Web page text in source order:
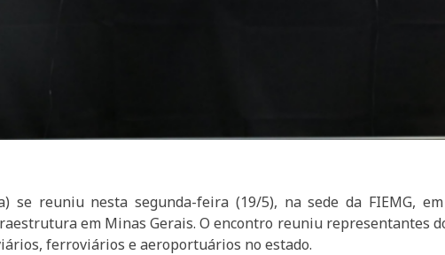
se reuniu nesta segunda-feira (19/5), na sede da FIEMG,
em Minas Gerais. O encontro reuniu representantes
ferroviários e aeroportuários no estado.